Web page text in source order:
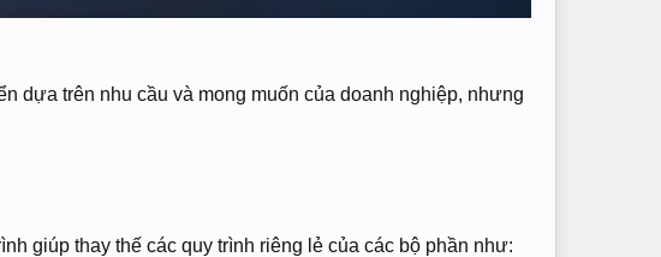
dựa trên nhu cầu và mong muốn của doanh nghiệp, nhưng
giúp thay thế các quy trình riêng lẻ của các bộ phần như: